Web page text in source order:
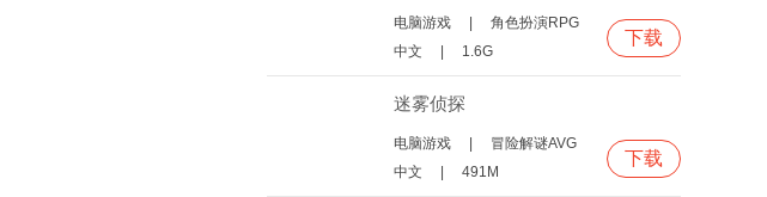
电脑游戏
角色扮演RPG
中文
1.6G
下载
迷雾侦探
电脑游戏
冒险解谜AVG
中文
491M
下载